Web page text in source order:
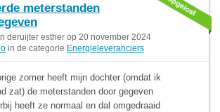
meterstanden
deruijter esther op 20 november 2024
in de categorie Energieleveranciers
zomer heeft mijn dochter (omdat ik
zat) de meterstanden door gegeven
heeft ze normaal en dal omgedraaid